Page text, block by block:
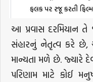
આ પ્રવાસ દરમિયાન
સંહારનું નેતૃત્વ કરે છે,
માન્યતા મળે છે. જ્યારે
પરિણામ માટે કોઈ